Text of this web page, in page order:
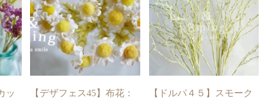
ッ
【デザフェス45】布花：
【ドルパ４５】スモーク